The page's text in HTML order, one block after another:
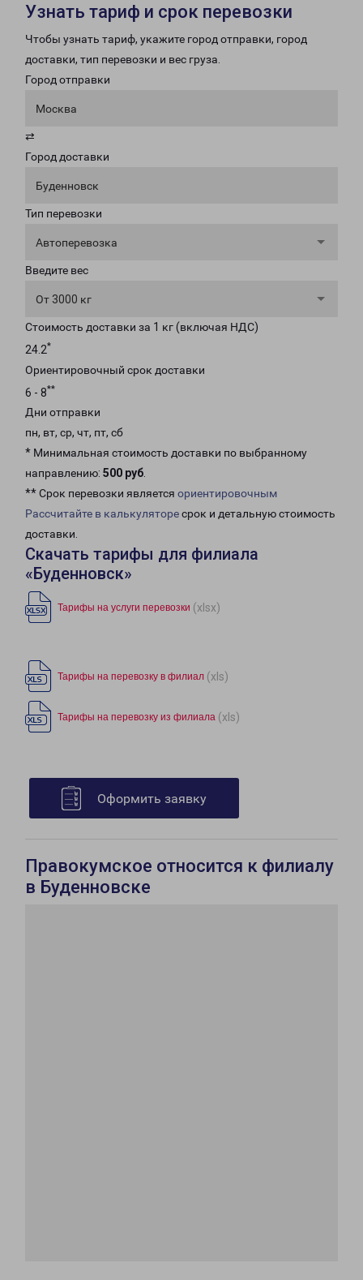
Узнать тариф и срок перевозки
Чтобы узнать тариф, укажите город отправки, город
доставки, тип перевозки и вес груза.
Город отправки
Москва
⇄
Город доставки
Буденновск
Тип перевозки
Автоперевозка
Введите вес
От 3000 кг
Стоимость доставки за 1 кг (включая НДС)
24.2*
Ориентировочный срок доставки
6 - 8**
Дни отправки
пн, вт, ср, чт, пт, сб
* Минимальная стоимость доставки по выбранному
направлению: 500 руб.
** Срок перевозки является ориентировочным
Рассчитайте в калькуляторесрок и детальную стоимость
доставки.
Скачать тарифы для филиала
«Буденновск»
Тарифы на услуги перевозки (xlsx)
Тарифы на перевозку в филиал (xls)
Тарифы на перевозку из филиала (xls)
Оформить заявку
Правокумское относится к филиалу
в Буденновске